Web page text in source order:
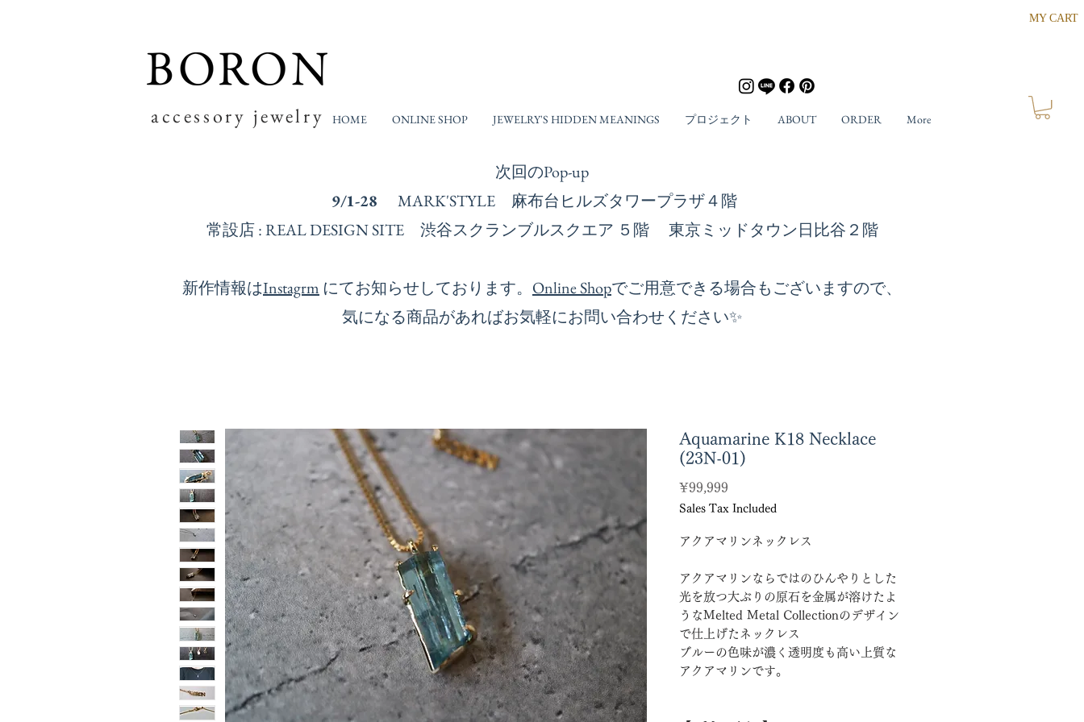
MY CART
HOME ONLINE SHOP JEWELRY'S HIDDEN MEANINGS プロジェクト ABOUT ORDER More
accessory jewelry
次回の​Pop-up
9/1-28
MARK'STYLE 麻布台ヒルズタワープラザ４階
常設店 : REAL DESIGN SITE 渋谷スクランブルスクエア ５階 東京ミッドタウン日比谷２階
新作情報はInstagrm にてお知らせしております。 Online Shopでご用意できる場合もございますので、
気になる商品があればお気軽にお問い合わせください✨
Aquamarine K18 Necklace
(23N-01)
¥99,999
Sales Tax Included
アクアマリンネックレス
アクアマリンならではのひんやりとした
光を放つ大ぶりの原石を金属が溶けたよ
うなMelted Metal Collectionのデザイン
で仕上げたネックレス
ブルーの色味が濃く透明度も高い上質な
アクアマリンです。